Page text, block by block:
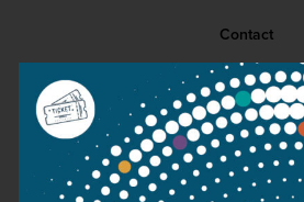
Contact
Public
Press room
Terms and
Imprint